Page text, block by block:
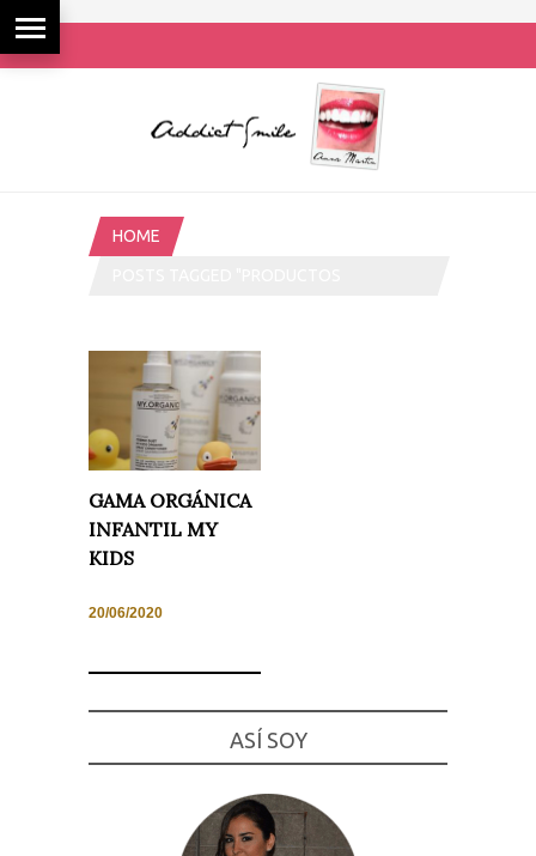
HOME
GAMA ORGÁNICA
INFANTIL MY
KIDS
20/06/2020
ASÍ SOY